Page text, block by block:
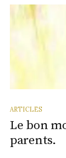
ARTICLES
Le bon
parents.